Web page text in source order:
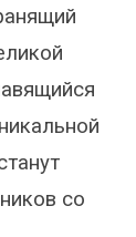
со